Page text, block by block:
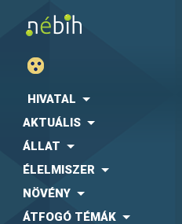
HIVATAL
AKTUÁLIS
ÁLLAT
ÉLELMISZER
NÖVÉNY
ÁTFOGÓ TÉMÁK